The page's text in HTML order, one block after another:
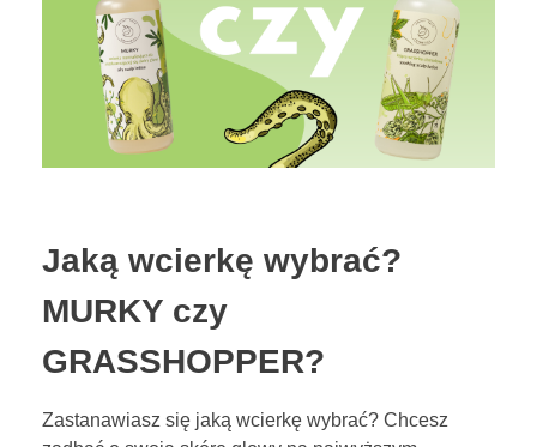
KONTAKT
Jaką wcierkę wybrać?
MURKY czy
GRASSHOPPER?
Zastanawiasz się jaką wcierkę wybrać? Chcesz